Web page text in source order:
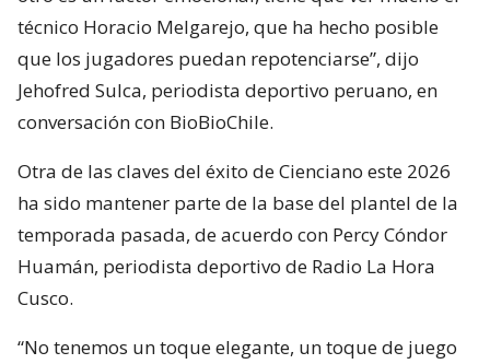
técnico Horacio Melgarejo, que ha hecho posible
que los jugadores puedan repotenciarse”, dijo
Jehofred Sulca, periodista deportivo peruano, en
conversación con BioBioChile.
Otra de las claves del éxito de Cienciano este 2026
ha sido mantener parte de la base del plantel de la
temporada pasada, de acuerdo con Percy Cóndor
Huamán, periodista deportivo de Radio La Hora
Cusco.
“No tenemos un toque elegante, un toque de juego